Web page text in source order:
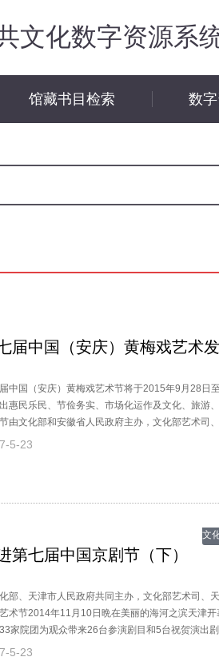
文化数字资源系
馆藏书目检索 数
届中国（安庆）黄梅戏艺术
中国（安庆）黄梅戏艺术节将于2015年9月28日
惠民乐民、节俭务实、市场化运作及文化、旅游
由文化部和安徽省人民政府主办，文化部艺术司
承办，安徽徽商传媒有限公司协办，中国戏剧家
5-23
第七届中国京剧节（下）
文
部、天津市人民政府共同主办，文化部艺术司、
术节2014年11月10日晩在美丽的海河之滨天津
家院团为观众带来26台参演剧目和5台祝贺演出
术节以后创作的现代戏、新编历史剧和具有鲜明
5-23